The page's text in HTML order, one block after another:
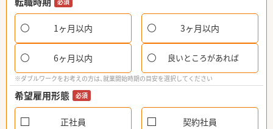
1ヶ月以内 3ヶ月以内
6ヶ月以内 良いところがあれば
※ダブルワークをお考えの方は、就業開始時期の目安を選択してください
希望雇用形態 必須
正社員 契約社員